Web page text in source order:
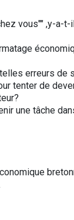
vous"" ,y-a-
erreurs de
tenter de
une tâche